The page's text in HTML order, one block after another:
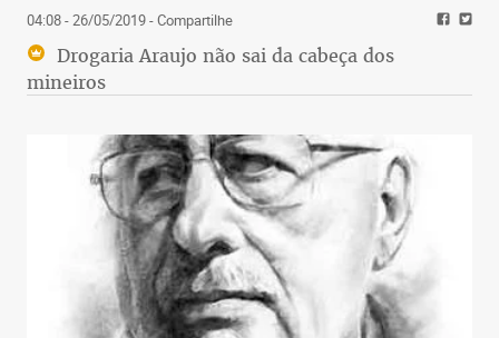
04:08 - 26/05/2019- Compartilhe
Drogaria Araujo não sai da cabeça dos
mineiros